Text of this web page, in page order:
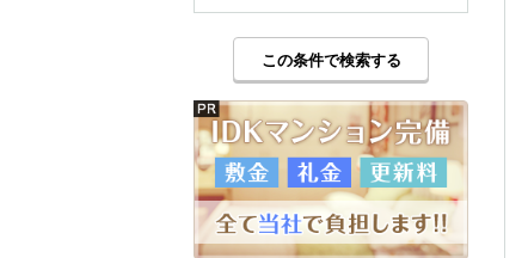
この条件で検索する